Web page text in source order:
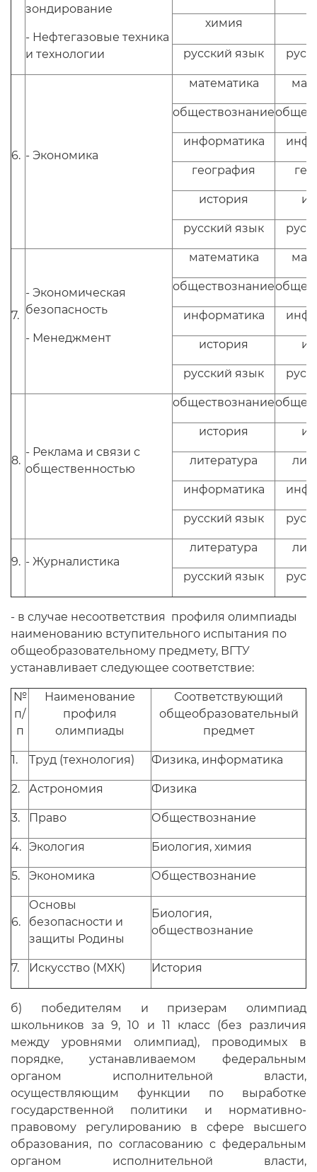
зондирование
- Нефтегазовые техника
и технологии
химия
русский язык
6. - Экономика
математика
обществознание
информатика
география
история
русский язык
7.
- Экономическая
безопасность
- Менеджмент
математика
обществознание
информатика
история
русский язык
8.
- Реклама и связи с
общественностью
обществознание
история
литература
информатика
русский язык
9. - Журналистика
литература
русский язык
- в случае несоответствия профиля олимпиады
наименованию вступительного испытания по
общеобразовательному предмету, ВГТУ
устанавливает следующее соответствие:
№
п/
п
Наименование
профиля
олимпиады
Соответствующий
общеобразовательный
предмет
1. Труд (технология) Физика, информатика
2. Астрономия Физика
3. Право Обществознание
4. Экология Биология, химия
5. Экономика Обществознание
6.
Основы
безопасности и
защиты Родины
Биология,
обществознание
7. Искусство (МХК) История
б) победителям и призерам олимпиад
школьников за 9, 10 и 11 класс (без различия
между уровнями олимпиад), проводимых в
порядке, устанавливаемом федеральным
органом исполнительной власти,
осуществляющим функции по выработке
государственной политики и нормативно-
правовому регулированию в сфере высшего
образования, по согласованию с федеральным
органом исполнительной власти,